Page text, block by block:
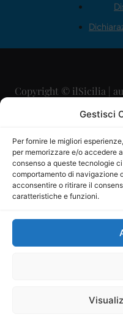
Gestisci
Per fornire le migliori
per memorizzare e/o accedere
consenso a queste tecnologie
comportamento di navigazione
acconsentire o ritirare il
caratteristiche e funzioni.
Copyright © ilSicilia |
Direttore
Direttore
Mercurio
iscritta al Registro
Sito gestito daLa